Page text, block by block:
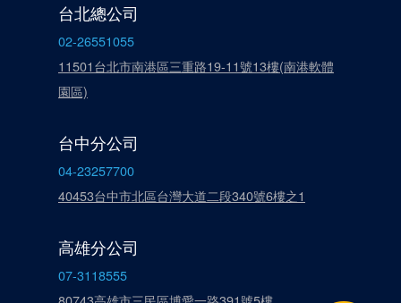
台北總公司
02-26551055
11501台北市南港區三重路19-11號13樓(南港軟體
園區)
台中分公司
04-23257700
40453台中市北區台灣大道二段340號6樓之1
高雄分公司
07-3118555